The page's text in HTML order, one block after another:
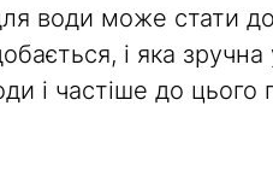
води може стати
і яка
і частіше до цього